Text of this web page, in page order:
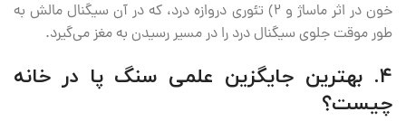
خون در اثر ماساژ و ۲) تئوری دروازه درد، که در آن سیگنال مالش به
طور موقت جلوی سیگنال درد را در مسیر رسیدن به مغز می‌گیرد.
۴. بهترین جایگزین علمی سنگ پا در خانه
چیست؟